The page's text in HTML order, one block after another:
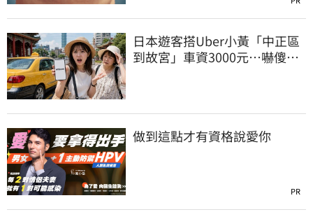
日本遊客搭Uber小黃「中正區
到故宮」車資3000元…嚇傻：
做到這點才有資格說愛你
PR